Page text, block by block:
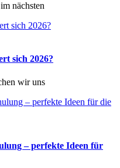
nächsten
sich 2026?
wir uns
– perfekte Ideen für